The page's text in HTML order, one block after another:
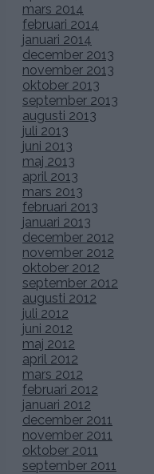
mars 2014
februari 2014
januari 2014
december 2013
november 2013
oktober 2013
september 2013
augusti 2013
juli 2013
juni 2013
maj 2013
april 2013
mars 2013
februari 2013
januari 2013
december 2012
november 2012
oktober 2012
september 2012
augusti 2012
juli 2012
juni 2012
maj 2012
april 2012
mars 2012
februari 2012
januari 2012
december 2011
november 2011
oktober 2011
september 2011